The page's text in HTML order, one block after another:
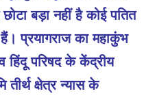
बड़ा नहीं है कोई पतित
प्रयागराज का महाकुंभ
हिंदू परिषद के केंद्रीय
तीर्थ क्षेत्र न्यास के